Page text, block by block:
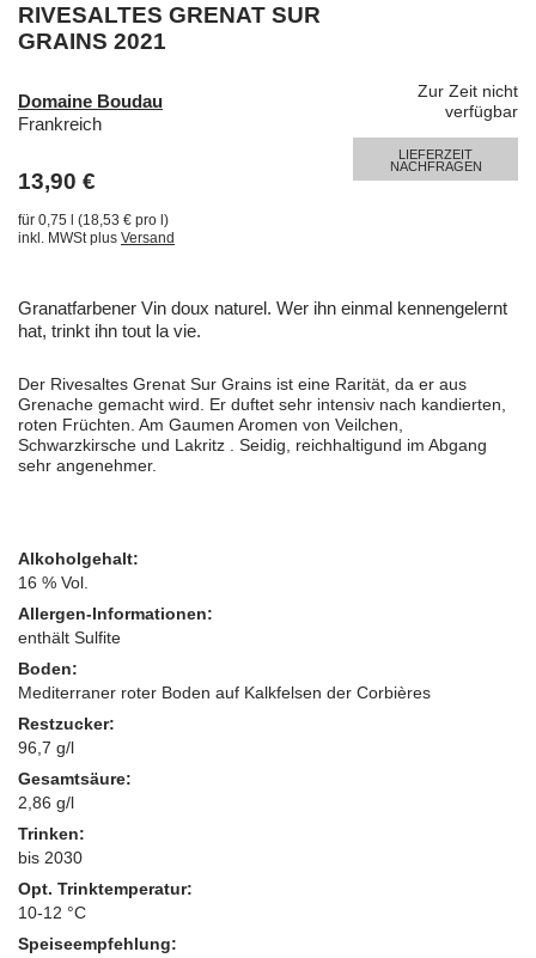
RIVESALTES GRENAT SUR
GRAINS 2021
Domaine Boudau
Frankreich
13,90 €
für 0,75 l (18,53 € pro l)
inkl. MWSt plus Versand
Zur Zeit nicht
verfügbar
LIEFERZEIT
NACHFRAGEN
Granatfarbener Vin doux naturel. Wer ihn einmal kennengelernt
hat, trinkt ihn tout la vie.
Der Rivesaltes Grenat Sur Grains ist eine Rarität, da er aus
Grenache gemacht wird. Er duftet sehr intensiv nach kandierten,
roten Früchten. Am Gaumen Aromen von Veilchen,
Schwarzkirsche und Lakritz
. Seidig, reichhaltigund im Abgang
sehr angenehmer.
Alkoholgehalt:
16 % Vol.
Allergen-Informationen:
enthält Sulfite
Boden:
Mediterraner roter Boden auf Kalkfelsen der Corbières
Restzucker:
96,7 g/l
Gesamtsäure:
2,86 g/l
Trinken:
bis 2030
Opt. Trinktemperatur:
10-12 °C
Speiseempfehlung: